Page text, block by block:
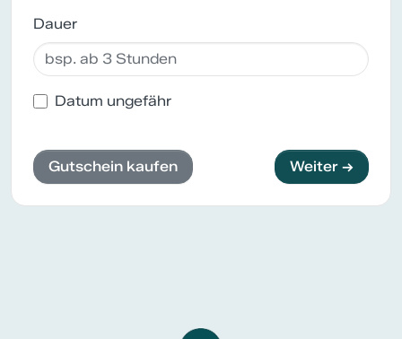
Dauer
Datum ungefähr
Gutschein kaufen Weiter →